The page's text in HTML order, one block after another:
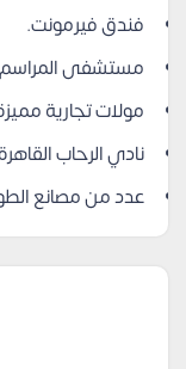
فندق فيرمونت.
مستشفى المراسم
مولات تجارية
نادي الرحاب
عدد من مصانع